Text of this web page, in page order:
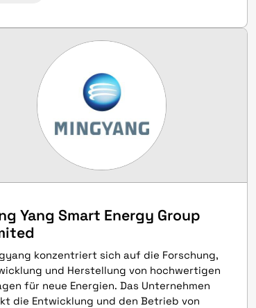
Yang Smart Energy Group
konzentriert sich auf die Forschung,
und Herstellung von hochwertigen
für neue Energien. Das Unternehmen
die Entwicklung und den Betrieb von